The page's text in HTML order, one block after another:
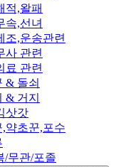
적,왈패
속,선녀
조,운송관련
사 관련
료 관련
& 돌쇠
& 거지
삿갓
약초꾼,포수
/무관/포졸